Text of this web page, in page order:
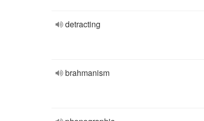
detracting
brahmanism